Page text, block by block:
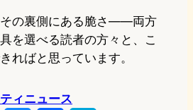
の裏側にある脆さ——両方
を選べる読者の方々と、こ
ればと思っています。
ィニュース